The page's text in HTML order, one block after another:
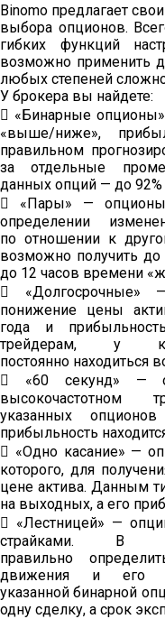
Binomo предлагает
выбора опционов.
гибких функций
возможно применить
любых степеней
У брокера вы найдете:
 «Бинарные
«выше/ниже»,
правильном
за отдельные
данных опций — до 92%
 «Пары» — опционы,
определении
по отношении к
возможно получить до
до 12 часов времени

понижение цены
года и
трейдерам, у
постоянно находиться
 «60 секунд» —
высокочастотном
указанных
прибыльность
 «Одно касание» —
которого, для
цене актива. Данным
на выходных, а его
 «Лестницей» —
страйками. В
правильно
движения и его
указанной бинарной
одну сделку, а срок